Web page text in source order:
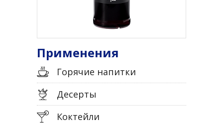
Применения
Горячие напитки
Десерты
Коктейли